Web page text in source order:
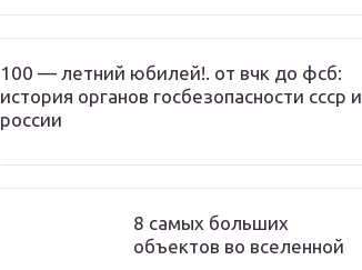
100 — летний юбилей!. от вчк до фсб:
история органов госбезопасности ссср и
россии
8 самых больших
объектов во вселенной